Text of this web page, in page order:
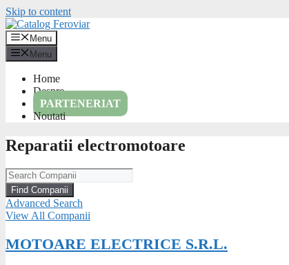
Skip to content
Menu
Menu
Home
Despre
PARTENERIAT
Noutati
Reparatii electromotoare
Advanced Search
View All Companii
MOTOARE ELECTRICE S.R.L.